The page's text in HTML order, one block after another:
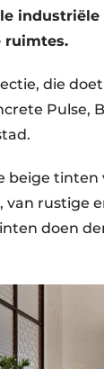
ruimtes.
die
Pulse,
beige tinten
rustige
doen